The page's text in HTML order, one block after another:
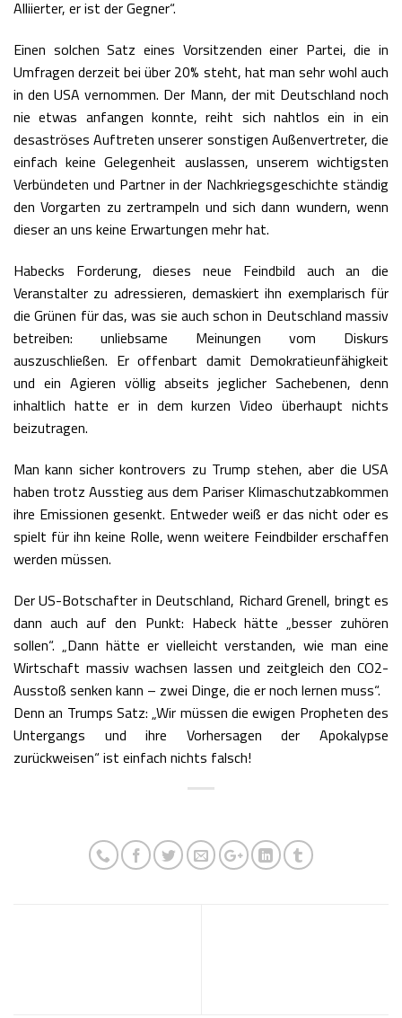
Alliierter, er ist der Gegner“.
Einen solchen Satz eines Vorsitzenden einer Partei, die in
Umfragen derzeit bei über 20% steht, hat man sehr wohl auch
in den USA vernommen. Der Mann, der mit Deutschland noch
nie etwas anfangen konnte, reiht sich nahtlos ein in ein
desaströses Auftreten unserer sonstigen Außenvertreter, die
einfach keine Gelegenheit auslassen, unserem wichtigsten
Verbündeten und Partner in der Nachkriegsgeschichte ständig
den Vorgarten zu zertrampeln und sich dann wundern, wenn
dieser an uns keine Erwartungen mehr hat.
Habecks Forderung, dieses neue Feindbild auch an die
Veranstalter zu adressieren, demaskiert ihn exemplarisch für
die Grünen für das, was sie auch schon in Deutschland massiv
betreiben: unliebsame Meinungen vom Diskurs
auszuschließen. Er offenbart damit Demokratieunfähigkeit
und ein Agieren völlig abseits jeglicher Sachebenen, denn
inhaltlich hatte er in dem kurzen Video überhaupt nichts
beizutragen.
Man kann sicher kontrovers zu Trump stehen, aber die USA
haben trotz Ausstieg aus dem Pariser Klimaschutzabkommen
ihre Emissionen gesenkt. Entweder weiß er das nicht oder es
spielt für ihn keine Rolle, wenn weitere Feindbilder erschaffen
werden müssen.
Der US-Botschafter in Deutschland, Richard Grenell, bringt es
dann auch auf den Punkt: Habeck hätte „besser zuhören
sollen“. „Dann hätte er vielleicht verstanden, wie man eine
Wirtschaft massiv wachsen lassen und zeitgleich den CO2-
Ausstoß senken kann – zwei Dinge, die er noch lernen muss“.
Denn an Trumps Satz: „Wir müssen die ewigen Propheten des
Untergangs und ihre Vorhersagen der Apokalypse
zurückweisen“ ist einfach nichts falsch!